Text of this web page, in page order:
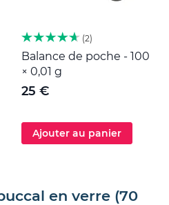
2
Balance de poche - 100
× 0,01 g
25 €
Ajouter au panier
en verre (70